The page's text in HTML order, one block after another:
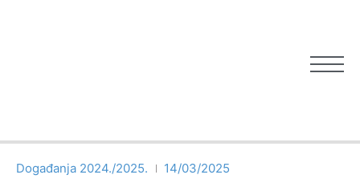
Događanja 2024./2025. 14/03/2025